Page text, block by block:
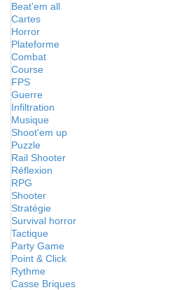
Beat'em all
Cartes
Horror
Plateforme
Combat
Course
FPS
Guerre
Infiltration
Musique
Shoot'em up
Puzzle
Rail Shooter
Réflexion
RPG
Shooter
Stratégie
Survival horror
Tactique
Party Game
Point & Click
Rythme
Casse Briques